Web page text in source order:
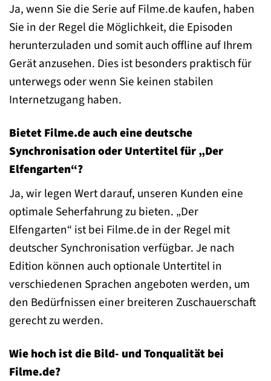
Ja, wenn Sie die Serie auf Filme.de kaufen, haben
Sie in der Regel die Möglichkeit, die Episoden
herunterzuladen und somit auch offline auf Ihrem
Gerät anzusehen. Dies ist besonders praktisch für
unterwegs oder wenn Sie keinen stabilen
Internetzugang haben.
Bietet Filme.de auch eine deutsche
Synchronisation oder Untertitel für „Der
Elfengarten“?
Ja, wir legen Wert darauf, unseren Kunden eine
optimale Seherfahrung zu bieten. „Der
Elfengarten“ ist bei Filme.de in der Regel mit
deutscher Synchronisation verfügbar. Je nach
Edition können auch optionale Untertitel in
verschiedenen Sprachen angeboten werden, um
den Bedürfnissen einer breiteren Zuschauerschaft
gerecht zu werden.
Wie hoch ist die Bild- und Tonqualität bei
Filme.de?